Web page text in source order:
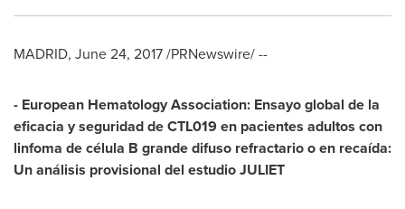
MADRID, June 24, 2017/PRNewswire/ --
- European Hematology Association: Ensayo global de la
eficacia y seguridad de CTL019 en pacientes adultos con
linfoma decélula B grande difuso refractario o en recaída:
Un análisis provisional del estudio JULIET